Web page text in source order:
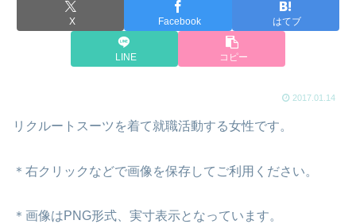
X Facebook はてブ
LINE コピー
2017.01.14
リクルートスーツを着て就職活動する女性です。
＊右クリックなどで画像を保存してご利用ください。
＊画像はPNG形式、実寸表示となっています。